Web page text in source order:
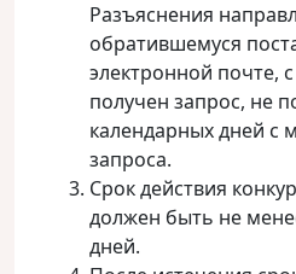
Разъяснения
обратившемуся
электронной почте,
получен запрос, не
календарных дней с
запроса.
Срок действия
должен быть не
дней.